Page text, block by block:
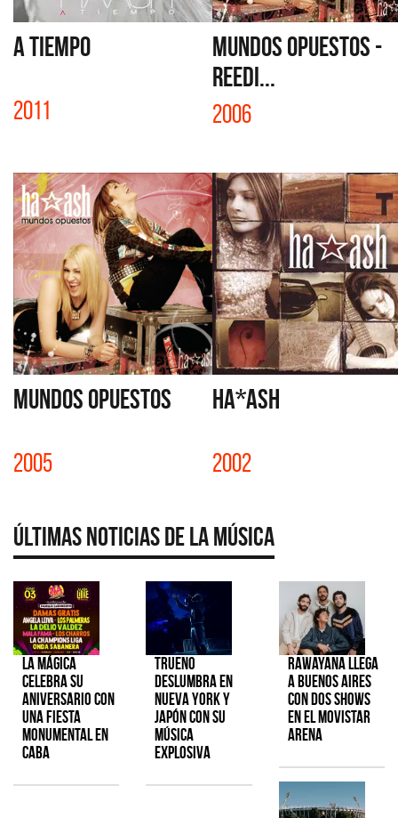
A TIEMPO
2011
MUNDOS OPUESTOS -
REEDI...
2006
MUNDOS OPUESTOS
2005
HA*ASH
2002
Últimas Noticias de la Música
La Mágica
celebra su
aniversario con
una fiesta
monumental en
CABA
TRUENO
deslumbra en
Nueva York y
Japón con su
música
explosiva
Rawayana llega
a Buenos Aires
con dos shows
en el Movistar
Arena